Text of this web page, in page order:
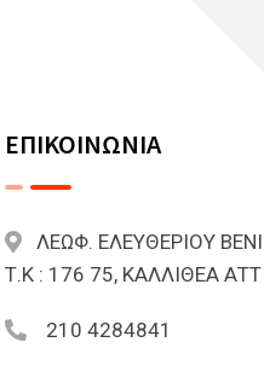
ΕΠΙΚΟΙΝΩΝΙΑ
ΛΕΩΦ. ΕΛΕΥΘΕΡΙΟΥ
Τ.Κ : 176 75, ΚΑΛΛΙΘΕΑ
210 4284841